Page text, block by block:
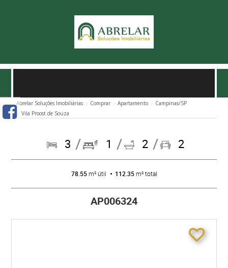
Abrelar Soluções Imobiliárias Comprar Apartamento
Campinas/SP
Vila Proost de Souza
3 1 2 2
78.55m² útil 112.35m² total
AP006324